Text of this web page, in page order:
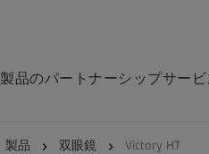
製品のパートナーシップサービ
製品 双眼鏡 Victory HT